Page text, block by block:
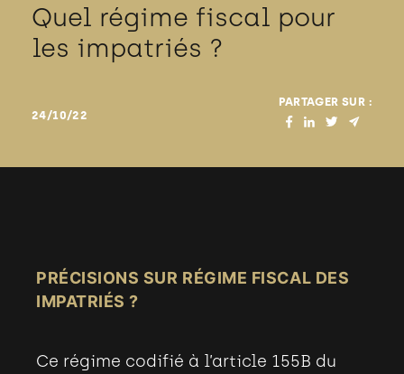
Quel régime fiscal pour
les impatriés ?
24/10/22
PARTAGER SUR :
PRÉCISIONS SUR RÉGIME FISCAL DES
IMPATRIÉS ?
Ce régime codifié à l’article 155B du